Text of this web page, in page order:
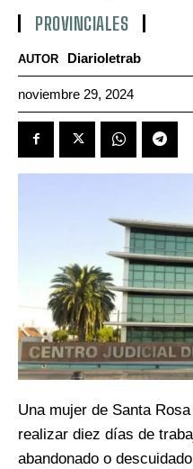
PROVINCIALES
AUTOR Diarioletrab
noviembre 29, 2024
Una mujer de Santa
realizar diez días de
abandonado o